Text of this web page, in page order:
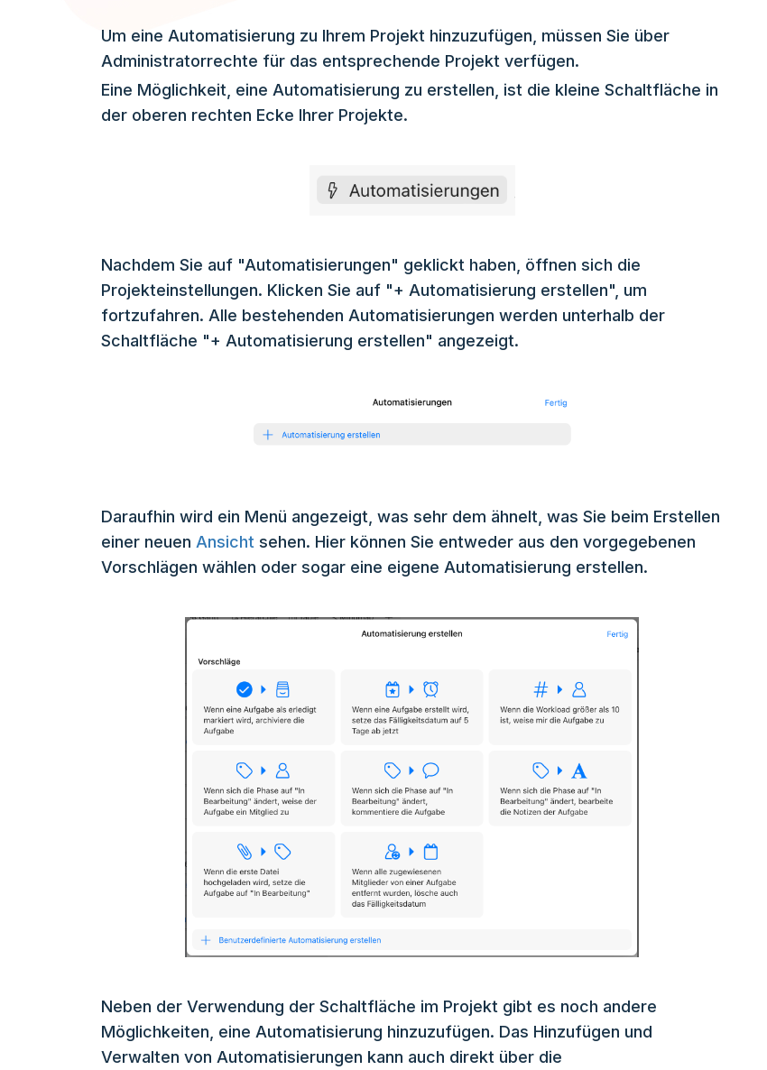
Um eine Automatisierung zu Ihrem Projekt hinzuzufügen, müssen Sie über
Administratorrechte für das entsprechende Projekt verfügen.
Eine Möglichkeit, eine Automatisierung zu erstellen, ist die kleine Schaltfläche in
der oberen rechten Ecke Ihrer Projekte.
Nachdem Sie auf "Automatisierungen" geklickt haben, öffnen sich die
Projekteinstellungen. Klicken Sie auf "+ Automatisierung erstellen", um
fortzufahren. Alle bestehenden Automatisierungen werden unterhalb der
Schaltfläche "+ Automatisierung erstellen" angezeigt.
Daraufhin wird ein Menü angezeigt, was sehr dem ähnelt, was Sie beim Erstellen
einer neuen Ansicht sehen. Hier können Sie entweder aus den vorgegebenen
Vorschlägen wählen oder sogar eine eigene Automatisierung erstellen.
Neben der Verwendung der Schaltfläche im Projekt gibt es noch andere
Möglichkeiten, eine Automatisierung hinzuzufügen. Das Hinzufügen und
Verwalten von Automatisierungen kann auch direkt über die